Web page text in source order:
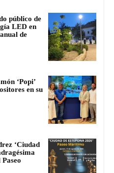
público de
LED en
de
‘Popi’
en su
‘Ciudad